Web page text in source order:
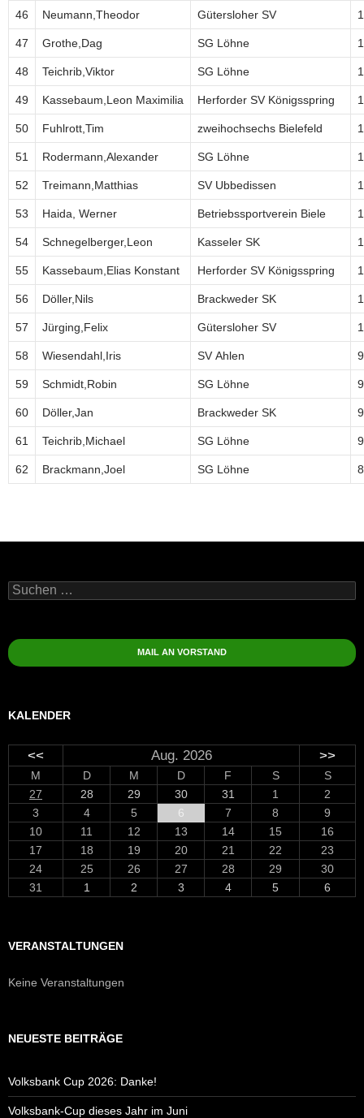
46 Neumann,Theodor Gütersloher SV
47 Grothe,Dag SG Löhne
48 Teichrib,Viktor SG Löhne
49 Kassebaum,Leon Maximilia Herforder SV Königsspring
50 Fuhlrott,Tim zweihochsechs Bielefeld
51 Rodermann,Alexander SG Löhne
52 Treimann,Matthias SV Ubbedissen
53 Haida, Werner Betriebssportverein Biele
54 Schnegelberger,Leon Kasseler SK
55 Kassebaum,Elias Konstant Herforder SV Königsspring
56 Döller,Nils Brackweder SK
57 Jürging,Felix Gütersloher SV
58 Wiesendahl,Iris SV Ahlen
59 Schmidt,Robin SG Löhne
60 Döller,Jan Brackweder SK
61 Teichrib,Michael SG Löhne
62 Brackmann,Joel SG Löhne
Suchen
nach:
MAIL AN VORSTAND
KALENDER
<< Aug. 2026 >>
M D M D F S
S
27
28 29 30 31 1
2
3
4 5 6 7 8
9
10
11 12 13 14 15
16
17
18 19 20 21 22
23
24
25 26 27 28 29
30
31
1 2 3 4 5 6
VERANSTALTUNGEN
Keine Veranstaltungen
NEUESTE BEITRÄGE
Volksbank Cup 2026: Danke!
Volksbank-Cup dieses Jahr im Juni